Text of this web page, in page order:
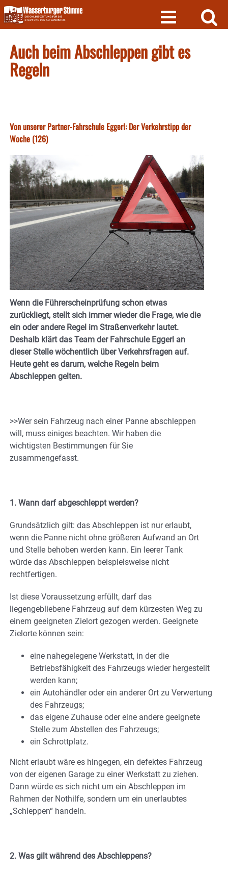
Skip
to
content
Auch beim Abschleppen gibt es
Regeln
Von unserer Partner-Fahrschule Eggerl: Der Verkehrstipp der
Woche (126)
Wenn die Führerscheinprüfung schon etwas
zurückliegt, stellt sich immer wieder die Frage, wie die
ein oder andere Regel im Straßenverkehr lautet.
Deshalb klärt das Team der Fahrschule Eggerl an
dieser Stelle wöchentlich über Verkehrsfragen auf.
Heute geht es darum, welche Regeln beim
Abschleppen gelten.
>>Wer sein Fahrzeug nach einer Panne abschleppen
will, muss einiges beachten. Wir haben die
wichtigsten Bestimmungen für Sie
zusammengefasst.
1. Wann darf abgeschleppt werden?
Grundsätzlich gilt: das Abschleppen ist nur erlaubt,
wenn die Panne nicht ohne größeren Aufwand an Ort
und Stelle behoben werden kann. Ein leerer Tank
würde das Abschleppen beispielsweise nicht
rechtfertigen.
Ist diese Voraussetzung erfüllt, darf das
liegengebliebene Fahrzeug auf dem kürzesten Weg zu
einem geeigneten Zielort gezogen werden. Geeignete
Zielorte können sein:
eine nahegelegene Werkstatt, in der die
Betriebsfähigkeit des Fahrzeugs wieder hergestellt
werden kann;
ein Autohändler oder ein anderer Ort zu Verwertung
des Fahrzeugs;
das eigene Zuhause oder eine andere geeignete
Stelle zum Abstellen des Fahrzeugs;
ein Schrottplatz.
Nicht erlaubt wäre es hingegen, ein defektes Fahrzeug
von der eigenen Garage zu einer Werkstatt zu ziehen.
Dann würde es sich nicht um ein Abschleppen im
Rahmen der Nothilfe, sondern um ein unerlaubtes
„Schleppen“ handeln.
2. Was gilt während des Abschleppens?